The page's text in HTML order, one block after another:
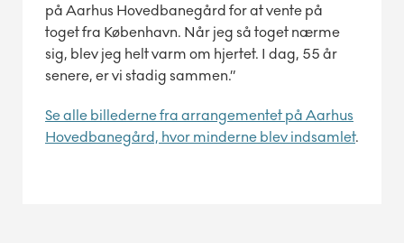
på Aarhus Hovedbanegård for at vente på
toget fra København. Når jeg så toget nærme
sig, blev jeg helt varm om hjertet. I dag, 55 år
senere, er vi stadig sammen.”
Se alle billederne fra arrangementet på Aarhus
Hovedbanegård, hvor minderne blev indsamlet.